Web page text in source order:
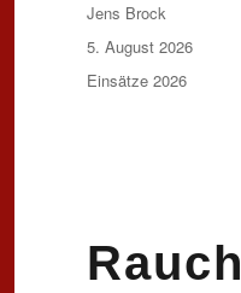
Autor
Jens Brock
Veröffentlicht
am
5. August 2026
Kategorien
Einsätze 2026